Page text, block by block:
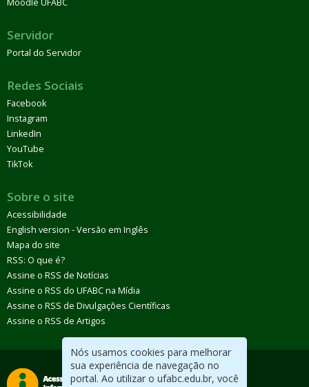
Nós usamos cookies para melhorar
sua experiência de navegação no
portal. Ao utilizar o ufabc.edu.br, você
Moodle UFABC
Servidor
Portal do Servidor
Redes Sociais
Facebook
Instagram
LinkedIn
YouTube
TikTok
Sobre o site
Acessibilidade
English version - Versão em Inglês
Mapa do site
RSS: O que é?
Assine o RSS de Notícias
Assine o RSS do UFABC na Mídia
Assine o RSS de Divulgações Científicas
Assine o RSS de Artigos